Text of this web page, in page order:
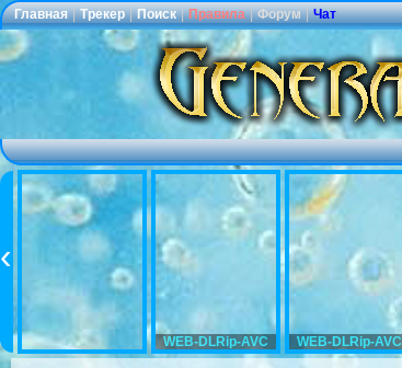
Главная | Трекер | Поиск | Правила | Форум | Чат
WEB-DLRip-AVC WEB-DLRip-AVC